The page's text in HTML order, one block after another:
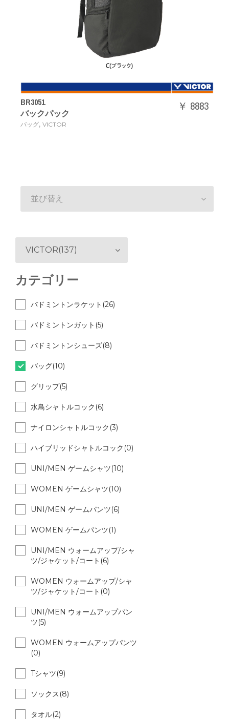
BR3051
バックパック
バッグ, VICTOR
￥ 8883
並び替え
VICTOR(137)
カテゴリー
バドミントンラケット(26)
バドミントンガット(5)
バドミントンシューズ(8)
バッグ(10)
グリップ(5)
水鳥シャトルコック(6)
ナイロンシャトルコック(3)
ハイブリッドシャトルコック(0)
UNI/MEN ゲームシャツ(10)
WOMEN ゲームシャツ(10)
UNI/MEN ゲームパンツ(6)
WOMEN ゲームパンツ(1)
UNI/MEN ウォームアップ/シャ
ツ/ジャケット/コート(6)
WOMEN ウォームアップ/シャ
ツ/ジャケット/コート(0)
UNI/MEN ウォームアップパン
ツ(5)
WOMEN ウォームアップパンツ
(0)
Tシャツ(9)
ソックス(8)
タオル(2)